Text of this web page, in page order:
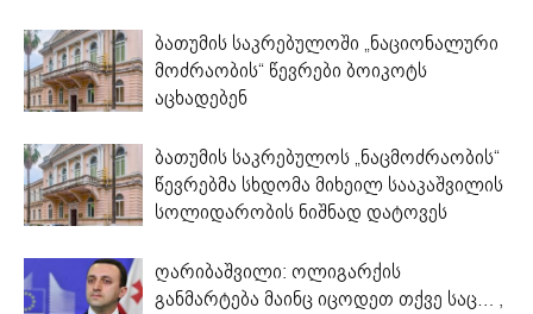
ბათუმის საკრებულოში „ნაციონალური
მოძრაობის“ წევრები ბოიკოტს
აცხადებენ
ბათუმის საკრებულოს „ნაცმოძრაობის“
წევრებმა სხდომა მიხეილ სააკაშვილის
სოლიდარობის ნიშნად დატოვეს
ღარიბაშვილი: ოლიგარქის
განმარტება მაინც იცოდეთ თქვე საც… ,